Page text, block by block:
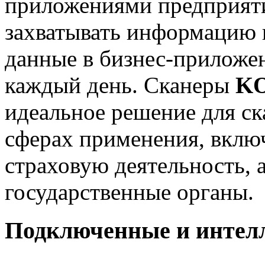
захватывать информацию
данные в бизнес-
каждый день. Сканеры
идеальное решение для
сферах применения,
страховую деятельность,
государственные органы.
Подключенные и